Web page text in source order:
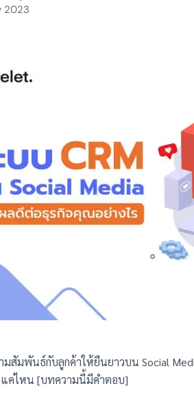
2023
มสัมพันธ์กับลูกค้าให้ยืนยาวบน Social
ค่ไหน [บทความนี้มีคำตอบ]